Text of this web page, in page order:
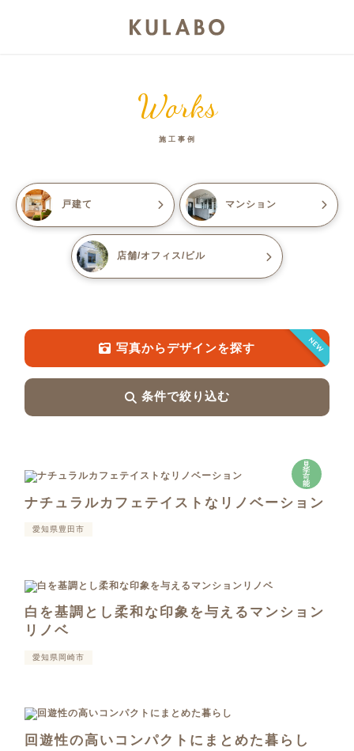
Works
施工事例
戸建て マンション
店舗/オフィス/ビル
NEW
写真からデザインを探す
条件で絞り込む
見
学
可
能
ナチュラルカフェテイストなリノベーション
愛知県豊田市
白を基調とし柔和な印象を与えるマンション
リノベ
愛知県岡崎市
回遊性の高いコンパクトにまとめた暮らし